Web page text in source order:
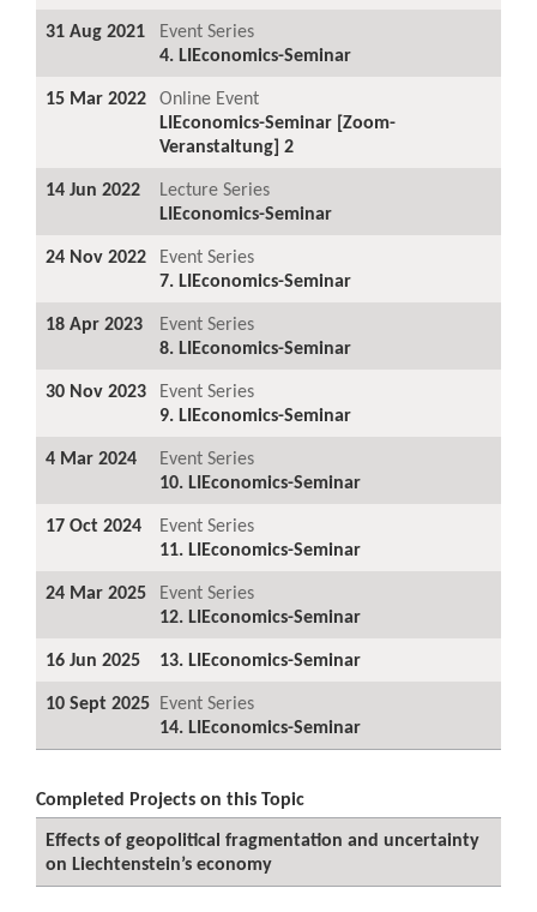
31 Aug 2021
Event Series
4. LIEconomics-Seminar
15 Mar 2022 Online Event
LIEconomics-Seminar [Zoom-
Veranstaltung] 2
14 Jun 2022
Lecture Series
LIEconomics-Seminar
24 Nov 2022
Event Series
7. LIEconomics-Seminar
18 Apr 2023
Event Series
8. LIEconomics-Seminar
30 Nov 2023
Event Series
9. LIEconomics-Seminar
4 Mar 2024
Event Series
10. LIEconomics-Seminar
17 Oct 2024
Event Series
11. LIEconomics-Seminar
24 Mar 2025
Event Series
12. LIEconomics-Seminar
16 Jun 2025
13. LIEconomics-Seminar
10 Sept 2025 Event Series
14. LIEconomics-Seminar
Completed Projects on this Topic
Effects of geopolitical fragmentation and uncertainty
on Liechtenstein’s economy